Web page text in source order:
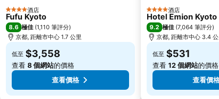
Kawaramachi Station
Nara Park
Nishikujo Station
Shijo Station
Sakaisuji Hommachi Station
Universal City Station
Karasuma Oike Station
Bentencho Station
Kids Plaza Osaka
4 星級 酒店
Fufu Kyoto
8.6 極佳 (1,110 筆評分)
京都, 距離市中心 1.7 公里
低至 $3,558
查看 8 個網站的價格
查看價格
4 星級 酒店
Hotel Emion Kyoto
9.2 極佳 (7,064 筆評分)
京都, 距離市中心 3.4
低至 $531
查看 12 個網站的價格
查看價